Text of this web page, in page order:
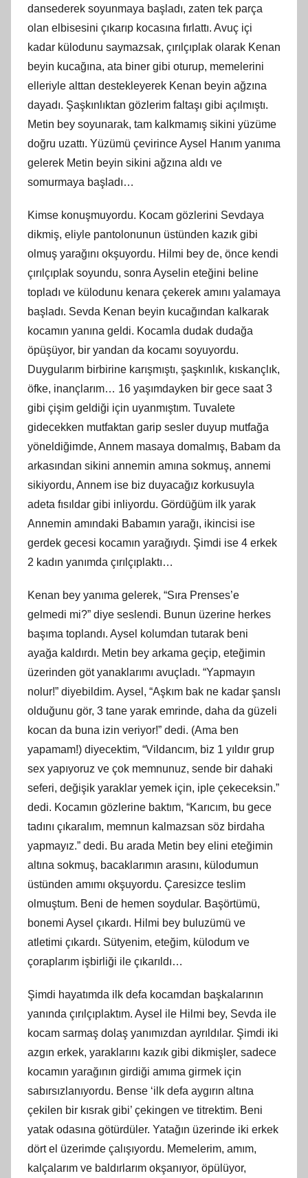
dansederek soyunmaya başladı, zaten tek parça
olan elbisesini çıkarıp kocasına fırlattı. Avuç içi
kadar külodunu saymazsak, çırılçıplak olarak Kenan
beyin kucağına, ata biner gibi oturup, memelerini
elleriyle alttan destekleyerek Kenan beyin ağzına
dayadı. Şaşkınlıktan gözlerim faltaşı gibi açılmıştı.
Metin bey soyunarak, tam kalkmamış sikini yüzüme
doğru uzattı. Yüzümü çevirince Aysel Hanım yanıma
gelerek Metin beyin sikini ağzına aldı ve
somurmaya başladı…
Kimse konuşmuyordu. Kocam gözlerini Sevdaya
dikmiş, eliyle pantolonunun üstünden kazık gibi
olmuş yarağını okşuyordu. Hilmi bey de, önce kendi
çırılçıplak soyundu, sonra Ayselin eteğini beline
topladı ve külodunu kenara çekerek amını yalamaya
başladı. Sevda Kenan beyin kucağından kalkarak
kocamın yanına geldi. Kocamla dudak dudağa
öpüşüyor, bir yandan da kocamı soyuyordu.
Duygularım birbirine karışmıştı, şaşkınlık, kıskançlık,
öfke, inançlarım… 16 yaşımdayken bir gece saat 3
gibi çişim geldiği için uyanmıştım. Tuvalete
gidecekken mutfaktan garip sesler duyup mutfağa
yöneldiğimde, Annem masaya domalmış, Babam da
arkasından sikini annemin amına sokmuş, annemi
sikiyordu, Annem ise biz duyacağız korkusuyla
adeta fısıldar gibi inliyordu. Gördüğüm ilk yarak
Annemin amındaki Babamın yarağı, ikincisi ise
gerdek gecesi kocamın yarağıydı. Şimdi ise 4 erkek
2 kadın yanımda çırılçıplaktı…
Kenan bey yanıma gelerek, “Sıra Prenses’e
gelmedi mi?” diye seslendi. Bunun üzerine herkes
başıma toplandı. Aysel kolumdan tutarak beni
ayağa kaldırdı. Metin bey arkama geçip, eteğimin
üzerinden göt yanaklarımı avuçladı. “Yapmayın
nolur!” diyebildim. Aysel, “Aşkım bak ne kadar şanslı
olduğunu gör, 3 tane yarak emrinde, daha da güzeli
kocan da buna izin veriyor!” dedi. (Ama ben
yapamam!) diyecektim, “Vildancım, biz 1 yıldır grup
sex yapıyoruz ve çok memnunuz, sende bir dahaki
seferi, değişik yaraklar yemek için, iple çekeceksin.”
dedi. Kocamın gözlerine baktım, “Karıcım, bu gece
tadını çıkaralım, memnun kalmazsan söz birdaha
yapmayız.” dedi. Bu arada Metin bey elini eteğimin
altına sokmuş, bacaklarımın arasını, külodumun
üstünden amımı okşuyordu. Çaresizce teslim
olmuştum. Beni de hemen soydular. Başörtümü,
bonemi Aysel çıkardı. Hilmi bey buluzümü ve
atletimi çıkardı. Sütyenim, eteğim, külodum ve
çoraplarım işbirliği ile çıkarıldı…
Şimdi hayatımda ilk defa kocamdan başkalarının
yanında çırılçıplaktım. Aysel ile Hilmi bey, Sevda ile
kocam sarmaş dolaş yanımızdan ayrıldılar. Şimdi iki
azgın erkek, yaraklarını kazık gibi dikmişler, sadece
kocamın yarağının girdiği amıma girmek için
sabırsızlanıyordu. Bense ‘ilk defa aygırın altına
çekilen bir kısrak gibi’ çekingen ve titrektim. Beni
yatak odasına götürdüler. Yatağın üzerinde iki erkek
dört el üzerimde çalışıyordu. Memelerim, amım,
kalçalarım ve baldırlarım okşanıyor, öpülüyor,